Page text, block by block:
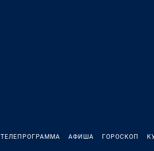
ТЕЛЕПРОГРАММА АФИША ГОРОСКОП